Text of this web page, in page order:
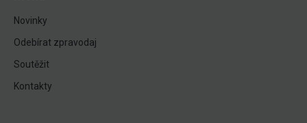
Novinky
Odebírat zpravodaj
Soutěžit
Kontakty